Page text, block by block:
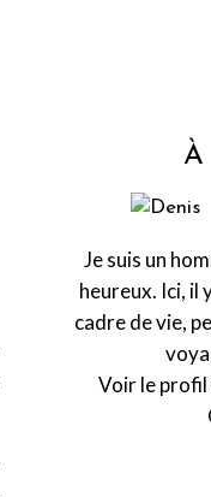
Je suis un
heureux. Ici, il
cadre de vie,
Voir le profil